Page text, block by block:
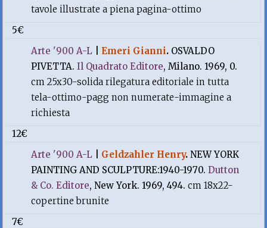
tavole illustrate a piena pagina-ottimo
5€
Arte '900 A-L
Emeri Gianni. OSVALDO
PIVETTA.Il Quadrato Editore, Milano. 1969, 0.
cm 25x30-solida rilegatura editoriale in tutta
tela-ottimo-pagg non numerate-immagine a
richiesta
12€
Arte '900 A-L
Geldzahler Henry.NEW YORK
PAINTING AND SCULPTURE:1940-1970.Dutton
& Co. Editore, New York. 1969, 494.cm 18x22-
copertine brunite
7€